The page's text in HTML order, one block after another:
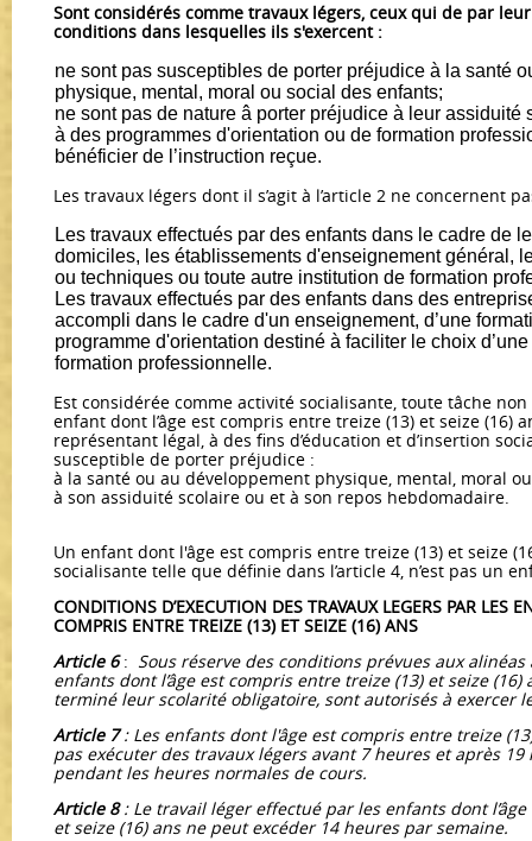
Sont considérés comme travaux légers, ceux qui de par
conditions dans lesquelles ils s'exercent :
ne sont pas susceptibles de porter préjudice à la santé
physique, mental, moral ou social des enfants;
ne sont pas de nature â porter préjudice à leur assiduité
à des programmes d'orientation ou de formation
bénéficier de l’instruction reçue.
Les travaux légers dont il s’agit à l’article 2 ne concernent
Les travaux effectués par des enfants dans le cadre de
domiciles, les établissements d'enseignement général,
ou techniques ou toute autre institution de formation
Les travaux effectués par des enfants dans des
accompli dans le cadre d'un enseignement, d’une
programme d'orientation destiné à faciliter le choix
formation professionnelle.
Est considérée comme activité socialisante, toute tâche
enfant dont l’âge est compris entre treize (13) et seize (16)
représentant légal, à des fins d’éducation et d’insertion
susceptible de porter préjudice :
à la santé ou au développement physique, mental, moral
à son assiduité scolaire ou et à son repos hebdomadaire.
Un enfant dont l'âge est compris entre treize (13) et seize
socialisante telle que définie dans l’article 4, n’est pas un
CONDITIONS D’EXECUTION DES TRAVAUX LEGERS PAR
COMPRIS ENTRE TREIZE (13) ET SEIZE (16) ANS
Article 6: Sous réserve des conditions prévues aux alinéas
enfants dont l’âge est compris entre treize (13) et seize (16)
terminé leur scolarité obligatoire, sont autorisés à exercer
Article 7: Les enfants dont l'âge est compris entre treize
pas exécuter des travaux légers avant 7 heures et après
pendant les heures normales de cours.
Article 8: Le travail léger effectué par les enfants dont
et seize (16) ans ne peut excéder 14 heures par semaine.